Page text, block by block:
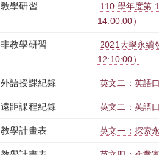
教學研習
110 學年度第
14:00:00）
非教學研習
2021大學永續
12:10:00）
外語授課紀錄 英文二：英語
遠距課程紀錄 英文二：英語
教學計畫表 英文一：探索